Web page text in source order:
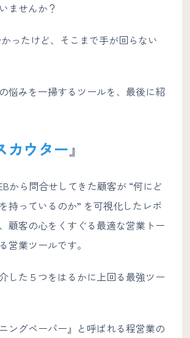
ませんか？
かったけど、そこまで手が回らない
悩みを一掃するツールを、最後に紹
カウター』
から問合せしてきた顧客が “何にど
持っているのか” を可視化したレポ
顧客の心をくすぐる最適な営業トー
営業ツールです。
した５つをはるかに上回る最強ツー
ングペーパー』と呼ばれる程営業の